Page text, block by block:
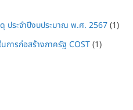
ประจำปีงบประมาณ พ.ศ. 2567(1)
การก่อสร้างภาครัฐ COST(1)